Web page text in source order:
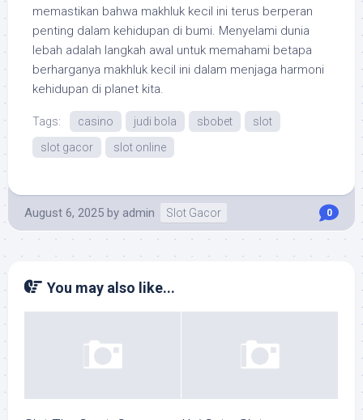
memastikan bahwa makhluk kecil ini terus berperan
penting dalam kehidupan di bumi. Menyelami dunia
lebah adalah langkah awal untuk memahami betapa
berharganya makhluk kecil ini dalam menjaga harmoni
kehidupan di planet kita.
Tags: casino judi bola sbobet
slot
slot gacor
slot online
August 6, 2025 by admin Slot Gacor 0
You may also like...